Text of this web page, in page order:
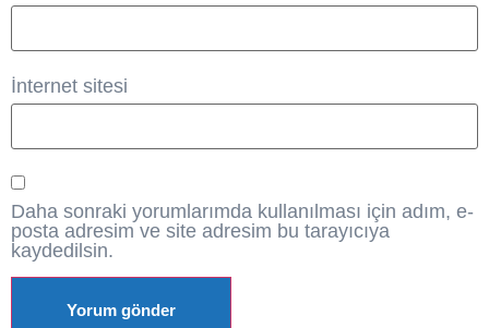
İnternet sitesi
Daha sonraki yorumlarımda kullanılması için adım, e-
posta adresim ve site adresim bu tarayıcıya
kaydedilsin.